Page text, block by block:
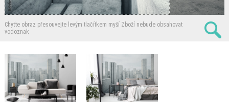
Chyťte obraz přesouvejte levým tlačítkem myší Zboží nebude obsahovat
vodoznak